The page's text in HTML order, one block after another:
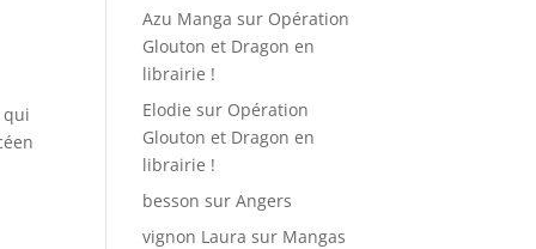
qui
Azu Manga sur Opération
Glouton et Dragon en
librairie !
Elodie sur Opération
Glouton et Dragon en
librairie !
besson surAngers
vignon Laura sur Mangas